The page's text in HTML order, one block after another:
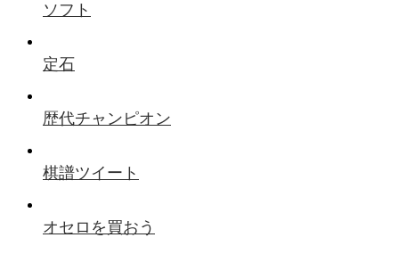
ソフト
定石
歴代チャンピオン
棋譜ツイート
オセロを買おう